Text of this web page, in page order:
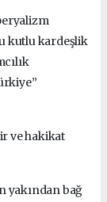
kutlu kardeşlik
ve hakikat
yakından bağ